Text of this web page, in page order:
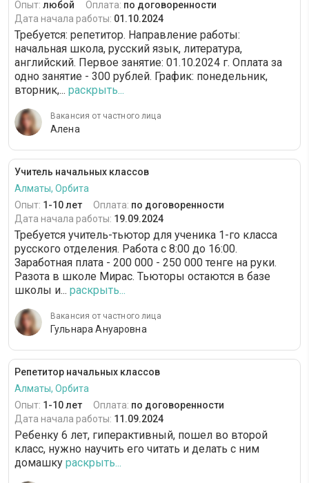
Опыт: любой Оплата: по договоренности
Дата начала работы: 01.10.2024
Требуется: репетитор. Направление работы:
начальная школа, русский язык, литература,
английский. Первое занятие: 01.10.2024 г. Оплата за
одно занятие - 300 рублей. График: понедельник,
вторник,... раскрыть...
Вакансия от частного лица
Алена
Учитель начальных классов
Алматы, Орбита
Опыт: 1-10 лет Оплата: по договоренности
Дата начала работы: 19.09.2024
Требуется учитель-тьютор для ученика 1-го класса
русского отделения. Работа с 8:00 до 16:00.
Заработная плата - 200 000 - 250 000 тенге на руки.
Разота в школе Мирас. Тьюторы остаются в базе
школы и... раскрыть...
Вакансия от частного лица
Гульнара Ануаровна
Репетитор начальных классов
Алматы, Орбита
Опыт: 1-10 лет Оплата: по договоренности
Дата начала работы: 11.09.2024
Ребенку 6 лет, гиперактивный, пошел во второй
класс, нужно научить его читать и делать с ним
домашку раскрыть...